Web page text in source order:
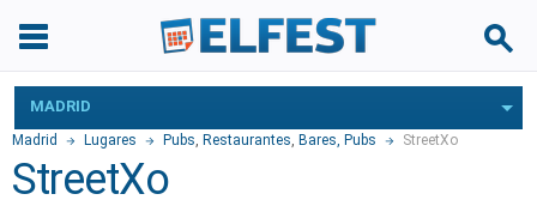
MADRID
Madrid Lugares Pubs, Restaurantes, Bares, Pubs StreetXo
StreetXo